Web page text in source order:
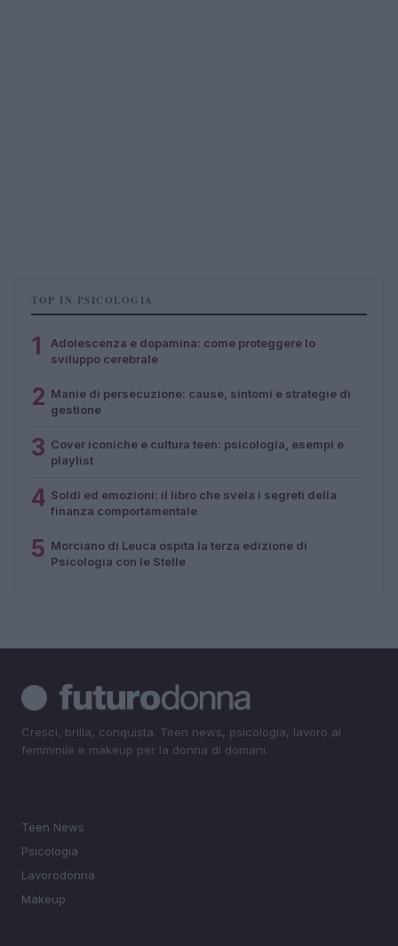
TOP IN PSICOLOGIA
1
Adolescenza e dopamina: come proteggere lo
sviluppo cerebrale
2 Manie di persecuzione: cause, sintomi e strategie di
gestione
3 Cover iconiche e cultura teen: psicologia, esempi e
playlist
4 Soldi ed emozioni: il libro che svela i segreti della
finanza comportamentale
5 Morciano di Leuca ospita la terza edizione di
Psicologia con le Stelle
Cresci, brilla, conquista. Teen news, psicologia, lavoro al
femminile e makeup per la donna di domani.
Teen News
Psicologia
Lavorodonna
Makeup